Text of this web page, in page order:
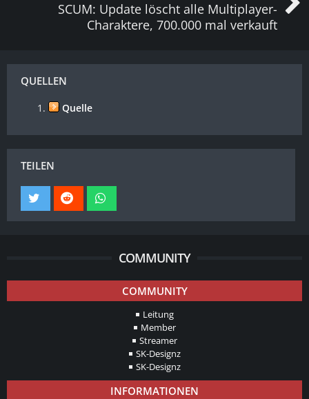
SCUM: Update löscht alle Multiplayer-
Charaktere, 700.000 mal verkauft
QUELLEN
Quelle
TEILEN
COMMUNITY
COMMUNITY
Leitung
Member
Streamer
SK-Designz
SK-Designz
INFORMATIONEN